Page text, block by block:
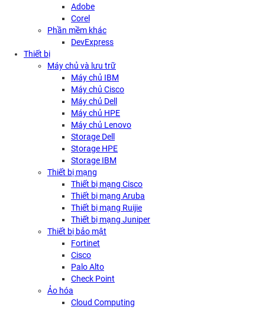
Adobe
Corel
Phần mềm khác
DevExpress
Thiết bị
Máy chủ và lưu trữ
Máy chủ IBM
Máy chủ Cisco
Máy chủ Dell
Máy chủ HPE
Máy chủ Lenovo
Storage Dell
Storage HPE
Storage IBM
Thiết bị mạng
Thiết bị mạng Cisco
Thiết bị mạng Aruba
Thiết bị mạng Ruijie
Thiết bị mạng Juniper
Thiết bị bảo mật
Fortinet
Cisco
Palo Alto
Check Point
Ảo hóa
Cloud Computing